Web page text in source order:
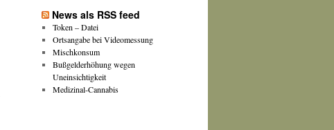
News als RSS feed
Token – Datei
Ortsangabe bei Videomessung
Mischkonsum
Bußgelderhöhung wegen
Uneinsichtigkeit
Medizinal-Cannabis